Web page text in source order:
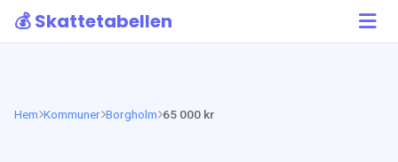
💰 Skattetabellen
Hem Kommuner Borgholm 65 000 kr